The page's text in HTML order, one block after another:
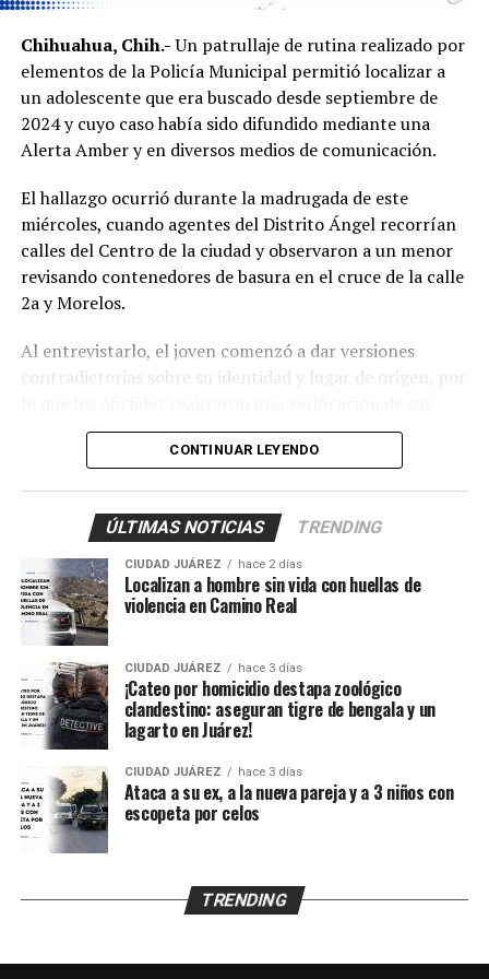
Chihuahua, Chih.-Un patrullaje de rutina realizado por
elementos de la Policía Municipal permitió localizar a
un adolescente que era buscado desde septiembre de
2024 y cuyo caso había sido difundido mediante una
Alerta Amber y en diversos medios de comunicación.
El hallazgo ocurrió durante la madrugada de este
miércoles, cuando agentes del Distrito Ángel recorrían
calles del Centro de la ciudad y observaron a un menor
revisando contenedores de basura en el cruce de la calle
2a y Morelos.
Al entrevistarlo, el joven comenzó a dar versiones
contradictorias sobre su identidad y lugar de origen, por
datos. Fue entonces cuando confirmaron que se trataba
Axel Jovany Escobar, de 13 años de edad, quien
5 de septiembre de 2024.
Los policías activaron de inmediato el protocolo de
protección para menores y trasladaron al adolescente al
Centro de Detención Zona Sur, donde fue revisado por
un médico que confirmó que se encontraba en buenas
condiciones de salud.
Posteriormente fue puesto a disposición de la Unidad de
Niñas, Niños y Adolescentes (UNNA), mientras la
Agencia Estatal de Investigación inició los trámites para
su reunificación con la familia y continuará con las
investigaciones para esclarecer qué ocurrió durante el
tiempo que permaneció desaparecido.
CONTINUAR LEYENDO
ÚLTIMAS NOTICIAS TRENDING
CIUDAD JUÁREZ hace 2 días
Localizan a hombre sin vida con huellas de
violencia en Camino Real
CIUDAD JUÁREZ hace 3 días
¡Cateo por homicidio destapa zoológico
clandestino: aseguran tigre de bengala y un
lagarto en Juárez!
CIUDAD JUÁREZ hace 3 días
Ataca a su ex, a la nueva pareja y a 3 niños con
escopeta por celos
TRENDING